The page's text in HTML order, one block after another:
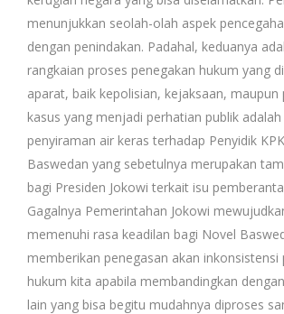
menunjukkan seolah-olah aspek
dengan penindakan. Padahal, keduanya
rangkaian proses penegakan hukum yang
aparat, baik kepolisian, kejaksaan, maupun
kasus yang menjadi perhatian publik adalah
penyiraman air keras terhadap Penyidik
Baswedan yang sebetulnya merupakan
bagi Presiden Jokowi terkait isu
Gagalnya Pemerintahan Jokowi
memenuhi rasa keadilan bagi Novel
memberikan penegasan akan inkonsistensi
hukum kita apabila membandingkan
lain yang bisa begitu mudahnya diproses